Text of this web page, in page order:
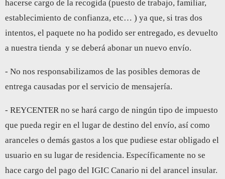
hacerse cargo de la recogida (puesto de trabajo, familiar,
establecimiento de confianza, etc… ) ya que, si tras dos
intentos, el paquete no ha podido ser entregado, es devuelto
a nuestra tienda y se deberá abonar un nuevo envío.
- No nos responsabilizamos de las posibles demoras de
entrega causadas por el servicio de mensajería.
- REYCENTER no se hará cargo de ningún tipo de impuesto
que pueda regir en el lugar de destino del envío, así como
aranceles o demás gastos a los que pudiese estar obligado el
usuario en su lugar de residencia. Específicamente no se
hace cargo del pago del IGIC Canario ni del arancel insular.